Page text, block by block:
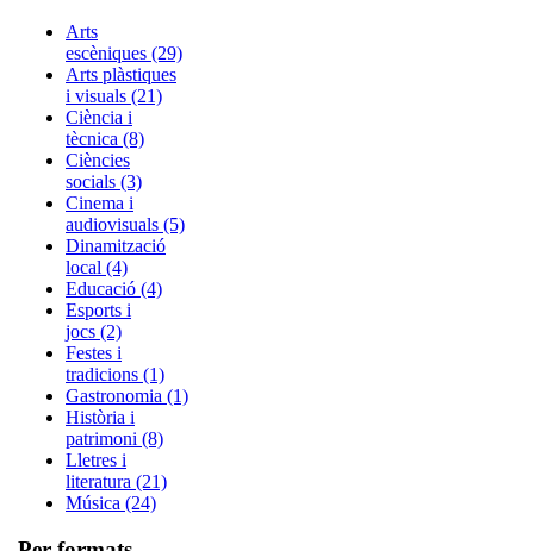
Arts
escèniques (29)
Arts plàstiques
i visuals (21)
Ciència i
tècnica (8)
Ciències
socials (3)
Cinema i
audiovisuals (5)
Dinamització
local (4)
Educació (4)
Esports i
jocs (2)
Festes i
tradicions (1)
Gastronomia (1)
Història i
patrimoni (8)
Lletres i
literatura (21)
Música (24)